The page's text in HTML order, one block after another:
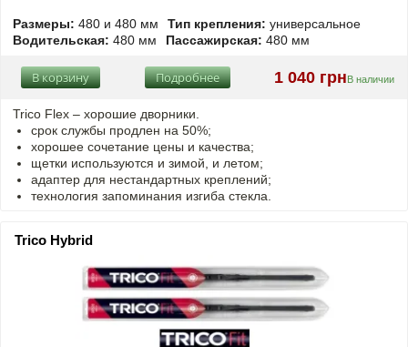
Размеры: 480 и 480 мм Тип крепления: универсальное
Водительская: 480 мм Пассажирская: 480 мм
1 040 грн В наличии
Подробнее
В корзину
Trico Flex – хорошие дворники.
срок службы продлен на 50%;
хорошее сочетание цены и качества;
щетки используются и зимой, и летом;
адаптер для нестандартных креплений;
технология запоминания изгиба стекла.
Trico Hybrid